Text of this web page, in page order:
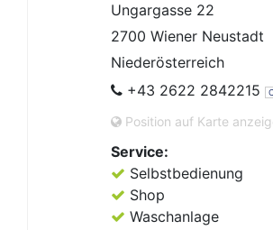
Ungargasse 22
2700 Wiener Neustadt
Niederösterreich
+43 2622 2842215
Position auf Karte
Service:
Selbstbedienung
Shop
Waschanlage